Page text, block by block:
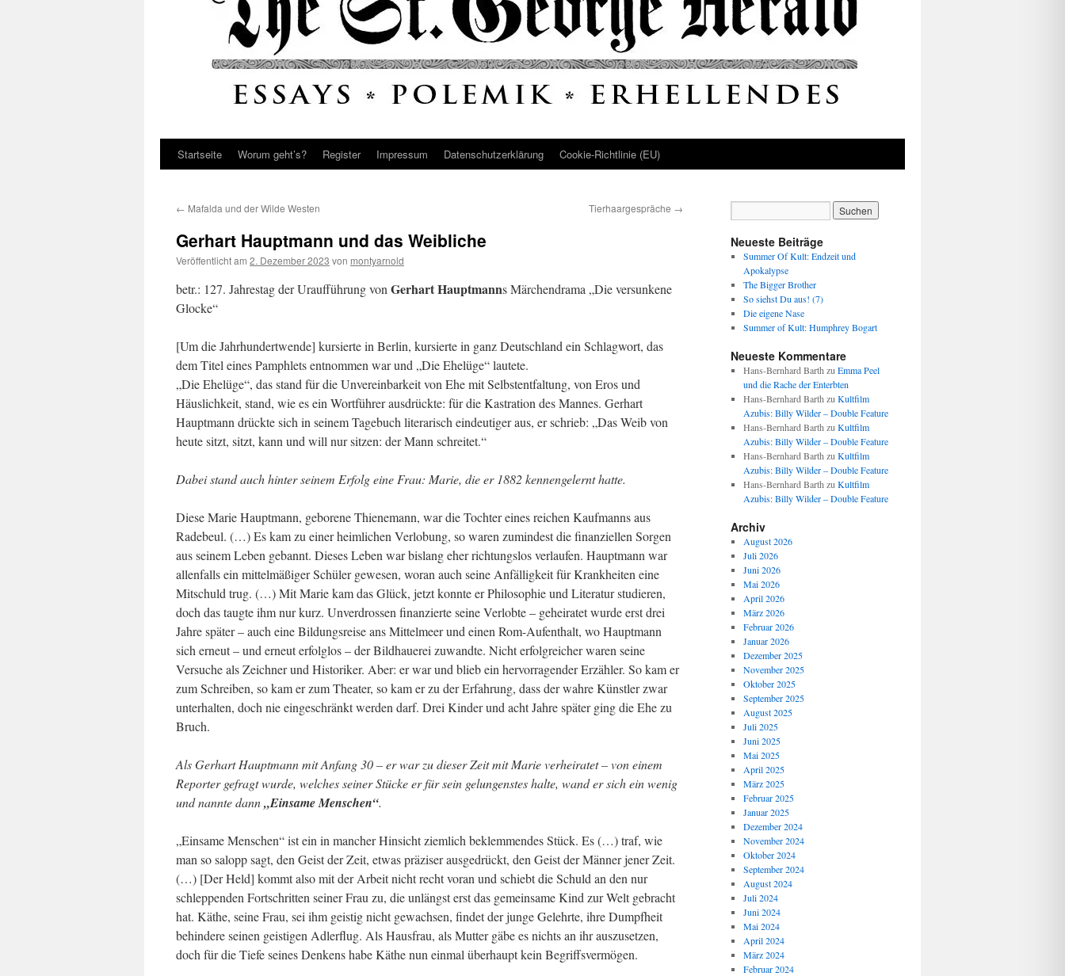
Startseite Worum geht’s? Register Impressum Datenschutz­erklärung Cookie-Richtlinie (EU)
← Mafalda und der Wilde Westen Tierhaargespräche →
Gerhart Hauptmann und das Weibliche
Veröffentlicht am 2. Dezember 2023 von montyarnold
betr.: 127. Jahrestag der Uraufführung von Gerhart Hauptmanns Märchendrama „Die versunkene
Glocke“
[Um die Jahrhundertwende] kursierte in Berlin, kursierte in ganz Deutschland ein Schlagwort, das
dem Titel eines Pamphlets entnommen war und „Die Ehelüge“ lautete.
„Die Ehelüge“, das stand für die Unvereinbarkeit von Ehe mit Selbstentfaltung, von Eros und
Häuslichkeit, stand, wie es ein Wortführer ausdrückte: für die Kastration des Mannes. Gerhart
Hauptmann drückte sich in seinem Tagebuch literarisch eindeutiger aus, er schrieb: „Das Weib von
heute sitzt, sitzt, kann und will nur sitzen: der Mann schreitet.“
Dabei stand auch hinter seinem Erfolg eine Frau: Marie, die er 1882 kennengelernt hatte.
Diese Marie Hauptmann, geborene Thienemann, war die Tochter eines reichen Kaufmanns aus
Radebeul. (…) Es kam zu einer heimlichen Verlobung, so waren zumindest die finanziellen Sorgen
aus seinem Leben gebannt. Dieses Leben war bislang eher richtungslos verlaufen. Hauptmann war
allenfalls ein mittelmäßiger Schüler gewesen, woran auch seine Anfälligkeit für Krankheiten eine
Mitschuld trug. (…) Mit Marie kam das Glück, jetzt konnte er Philosophie und Literatur studieren,
doch das taugte ihm nur kurz. Unverdrossen finanzierte seine Verlobte – geheiratet wurde erst drei
Jahre später – auch eine Bildungsreise ans Mittelmeer und einen Rom-Aufenthalt, wo Hauptmann
sich erneut – und erneut erfolglos – der Bildhauerei zuwandte. Nicht erfolgreicher waren seine
Versuche als Zeichner und Historiker. Aber: er war und blieb ein hervorragender Erzähler. So kam er
zum Schreiben, so kam er zum Theater, so kam er zu der Erfahrung, dass der wahre Künstler zwar
unterhalten, doch nie eingeschränkt werden darf. Drei Kinder und acht Jahre später ging die Ehe zu
Bruch.
Als Gerhart Hauptmann mit Anfang 30 – er war zu dieser Zeit mit Marie verheiratet – von einem
Reporter gefragt wurde, welches seiner Stücke er für sein gelungenstes halte, wand er sich ein wenig
und nannte dann„Einsame Menschen“.
„Einsame Menschen“ ist ein in mancher Hinsicht ziemlich beklemmendes Stück. Es (…) traf, wie
man so salopp sagt, den Geist der Zeit, etwas präziser ausgedrückt, den Geist der Männer jener Zeit.
(…) [Der Held] kommt also mit der Arbeit nicht recht voran und schiebt die Schuld an den nur
schleppenden Fortschritten seiner Frau zu, die unlängst erst das gemeinsame Kind zur Welt gebracht
hat. Käthe, seine Frau, sei ihm geistig nicht gewachsen, findet der junge Gelehrte, ihre Dumpfheit
behindere seinen geistigen Adlerflug. Als Hausfrau, als Mutter gäbe es nichts an ihr auszusetzen,
doch für die Tiefe seines Denkens habe Käthe nun einmal überhaupt kein Begriffsvermögen.
Neueste Beiträge
Summer Of Kult: Endzeit und
Apokalypse
The Bigger Brother
So siehst Du aus! (7)
Die eigene Nase
Summer of Kult: Humphrey Bogart
Neueste Kommentare
Hans-Bernhard Barth zu Emma Peel
und die Rache der Enterbten
Hans-Bernhard Barth zu Kultfilm
Azubis: Billy Wilder – Double Feature
Hans-Bernhard Barth zu Kultfilm
Azubis: Billy Wilder – Double Feature
Hans-Bernhard Barth zu Kultfilm
Azubis: Billy Wilder – Double Feature
Hans-Bernhard Barth zu Kultfilm
Azubis: Billy Wilder – Double Feature
Archiv
August 2026
Juli 2026
Juni 2026
Mai 2026
April 2026
März 2026
Februar 2026
Januar 2026
Dezember 2025
November 2025
Oktober 2025
September 2025
August 2025
Juli 2025
Juni 2025
Mai 2025
April 2025
März 2025
Februar 2025
Januar 2025
Dezember 2024
November 2024
Oktober 2024
September 2024
August 2024
Juli 2024
Juni 2024
Mai 2024
April 2024
März 2024
Februar 2024